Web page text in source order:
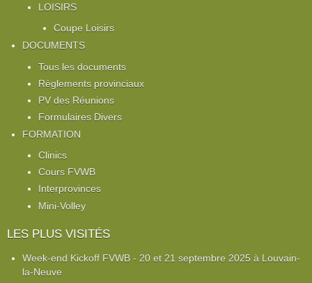
LOISIRS
Coupe Loisirs
DOCUMENTS
Tous les documents
Règlements provinciaux
PV des Réunions
Formulaires Divers
FORMATION
Clinics
Cours FVWB
Interprovinces
Mini-Volley
LES PLUS VISITÉS
Week-end Kickoff FVWB - 20 et 21 septembre 2025 à Louvain-
la-Neuve